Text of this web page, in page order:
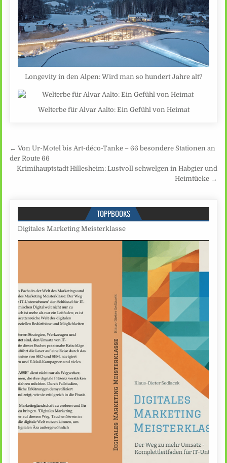
Longevity in den Alpen: Wird man so hundert Jahre alt?
Welterbe für Alvar Aalto: Ein Gefühl von Heimat
Beitragsnavigation
← Von Ur-Motel bis Art-déco-Tanke – 66 besondere Stationen an
der Route 66
Krimihauptstadt Hillesheim: Lustvoll schwelgen in Habgier und
Heimtücke →
TOPPBOOKS
Digitales Marketing Meisterklasse